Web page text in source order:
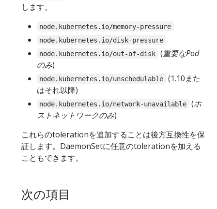
します。
node.kubernetes.io/memory-pressure
node.kubernetes.io/disk-pressure
node.kubernetes.io/out-of-disk
(重要なPod
のみ)
node.kubernetes.io/unschedulable
(1.10また
はそれ以降)
node.kubernetes.io/network-unavailable (ホ
ストネットワークのみ)
これらのtolerationを追加することは後方互換性を保
証します。DaemonSetに任意のtolerationを加える
こともできます。
次の項目